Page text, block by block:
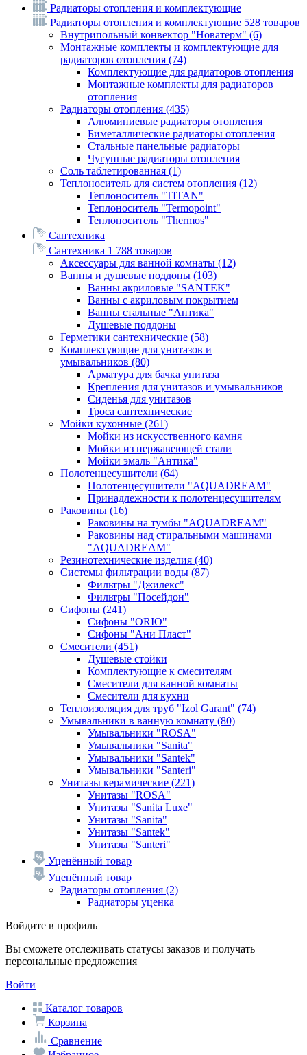
Радиаторы отопления и комплектующие
Радиаторы отопления и комплектующие 528 товаров
Внутрипольный конвектор "Новатерм" (6)
Монтажные комплекты и комплектующие для
радиаторов отопления (74)
Комплектующие для радиаторов отопления
Монтажные комплекты для радиаторов
отопления
Радиаторы отопления (435)
Алюминиевые радиаторы отопления
Биметаллические радиаторы отопления
Стальные панельные радиаторы
Чугунные радиаторы отопления
Соль таблетированная (1)
Теплоноситель для систем отопления (12)
Теплоноситель "TITAN"
Теплоноситель "Termopoint"
Теплоноситель "Thermos"
Сантехника
Сантехника 1 788 товаров
Аксессуары для ванной комнаты (12)
Ванны и душевые поддоны (103)
Ванны акриловые "SANTEK"
Ванны с акриловым покрытием
Ванны стальные "Антика"
Душевые поддоны
Герметики сантехнические (58)
Комплектующие для унитазов и
умывальников (80)
Арматура для бачка унитаза
Крепления для унитазов и умывальников
Сиденья для унитазов
Троса сантехнические
Мойки кухонные (261)
Мойки из искусственного камня
Мойки из нержавеющей стали
Мойки эмаль "Антика"
Полотенцесушители (64)
Полотенцесушители "AQUADREAM"
Принадлежности к полотенцесушителям
Раковины (16)
Раковины на тумбы "AQUADREAM"
Раковины над стиральными машинами
"AQUADREAM"
Резинотехнические изделия (40)
Системы фильтрации воды (87)
Фильтры "Джилекс"
Фильтры "Посейдон"
Сифоны (241)
Сифоны "ORIO"
Сифоны "Ани Пласт"
Смесители (451)
Душевые стойки
Комплектующие к смесителям
Смесители для ванной комнаты
Смесители для кухни
Теплоизоляция для труб "Izol Garant" (74)
Умывальники в ванную комнату (80)
Умывальники "ROSA"
Умывальники "Sanita"
Умывальники "Santek"
Умывальники "Santeri"
Унитазы керамические (221)
Унитазы "ROSA"
Унитазы "Sanita Luxe"
Унитазы "Sanita"
Унитазы "Santek"
Унитазы "Santeri"
Уценённый товар
Уценённый товар
Радиаторы отопления (2)
Радиаторы уценка
Войдите в профиль
Вы сможете отслеживать статусы заказов и получать
персональные предложения
Войти
Каталог товаров
Корзина
Сравнение